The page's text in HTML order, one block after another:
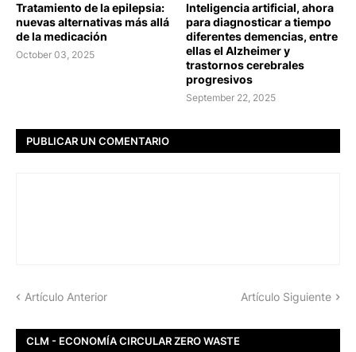
Tratamiento de la epilepsia:
nuevas alternativas más allá
de la medicación
October 03, 2025
Inteligencia artificial, ahora
para diagnosticar a tiempo
diferentes demencias, entre
ellas el Alzheimer y
trastornos cerebrales
progresivos
September 22, 2025
PUBLICAR UN COMENTARIO
Artículo Anterior Artículo Siguiente
CLM - ECONOMÍA CIRCULAR ZERO WASTE